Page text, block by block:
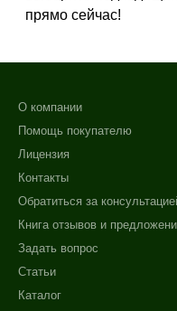
Время применения
Показать еще
прямо сейчас!
О компании
Помощь покупателю
Лицензия
Контакты
Обратиться за
Книга отзывов и
Задать вопрос
Статьи
Каталог